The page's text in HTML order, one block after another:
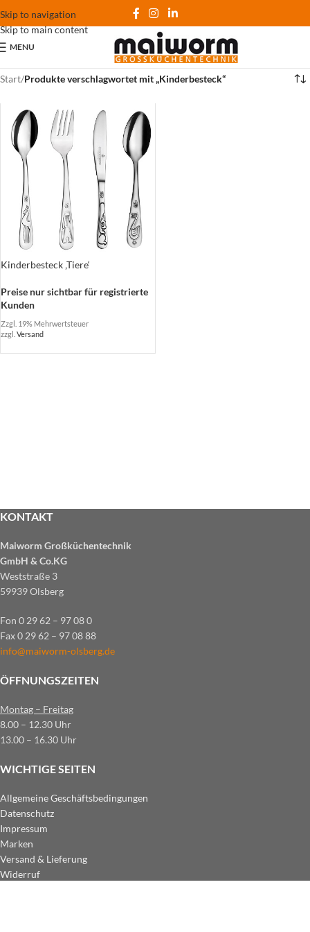
Skip to navigation
Skip to main content
MENU
Start/Produkte verschlagwortet mit „Kinderbesteck“
Kinderbesteck ‚Tiere‘
Preise nur sichtbar für registrierte
Kunden
Zzgl. 19% Mehrwertsteuer
zzgl. Versand
KONTAKT
Maiworm Großküchentechnik
GmbH & Co.KG
Weststraße 3
59939 Olsberg
Fon 0 29 62 – 97 08 0
Fax 0 29 62 – 97 08 88
info@maiworm-olsberg.de
ÖFFNUNGSZEITEN
Montag – Freitag
8.00 – 12.30 Uhr
13.00 – 16.30 Uhr
WICHTIGE SEITEN
Allgemeine Geschäftsbedingungen
Datenschutz
Impressum
Marken
Versand & Lieferung
Widerruf